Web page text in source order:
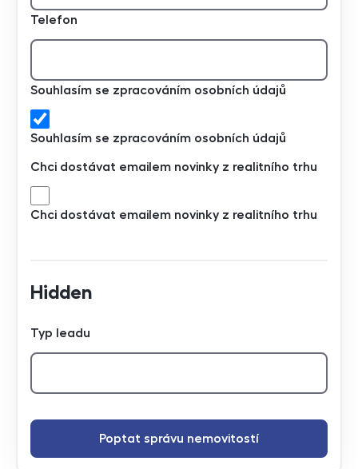
Telefon
Souhlasím se zpracováním osobních údajů
Souhlasím se zpracováním osobních údajů
Chci dostávat emailem novinky z realitního trhu
Chci dostávat emailem novinky z realitního trhu
Hidden
Typ leadu
Poptat správu nemovitostí